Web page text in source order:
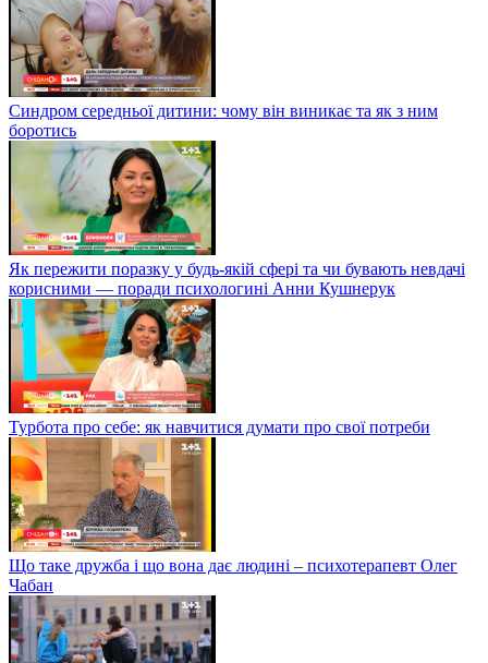
Синдром середньої дитини: чому він виникає та як з ним
боротись
Як пережити поразку у будь-якій сфері та чи бувають невдачі
корисними — поради психологині Анни Кушнерук
Турбота про себе: як навчитися думати про свої потреби
Що таке дружба і що вона дає людині – психотерапевт Олег
Чабан